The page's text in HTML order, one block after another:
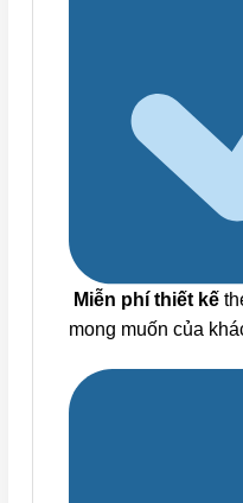
Miễn phí thiết kế
mong muốn của